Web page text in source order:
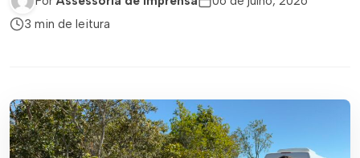
3 min de leitura